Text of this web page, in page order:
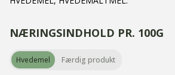
NÆRINGSINDHOLD PR. 100G
Hvedemel Færdig produkt